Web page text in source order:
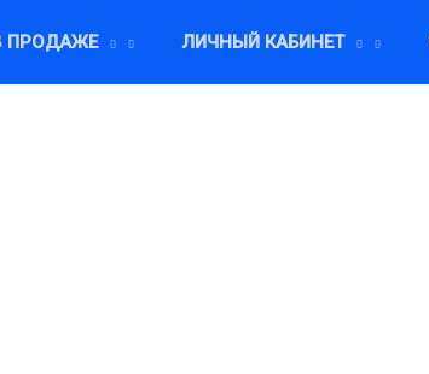
ПРОДАЖЕ ЛИЧНЫЙ КАБИНЕТ